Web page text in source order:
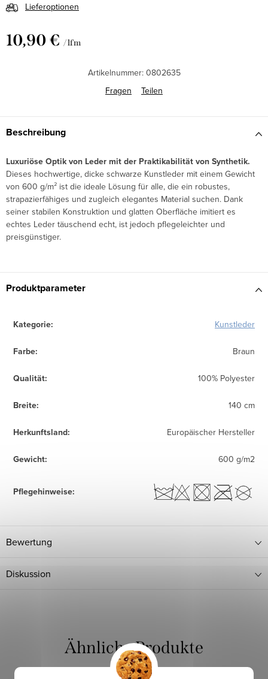
Lieferoptionen
10,90 € / lfm
Artikelnummer: 0802635
Fragen
Teilen
Beschreibung
Luxuriöse Optik von Leder mit der Praktikabilität von Synthetik.
Dieses hochwertige, dicke schwarze Kunstleder mit einem Gewicht
von 600 g/m² ist die ideale Lösung für alle, die ein robustes,
strapazierfähiges und zugleich elegantes Material suchen. Dank
seiner stabilen Konstruktion und glatten Oberfläche imitiert es
echtes Leder täuschend echt, ist jedoch pflegeleichter und
preisgünstiger.
Produktparameter
Kategorie: Kunstleder
Farbe: Braun
Qualität: 100% Polyester
Breite: 140 cm
Herkunftsland: Europäischer Hersteller
Gewicht: 600 g/m2
Pflegehinweise:
Bewertung
Diskussion